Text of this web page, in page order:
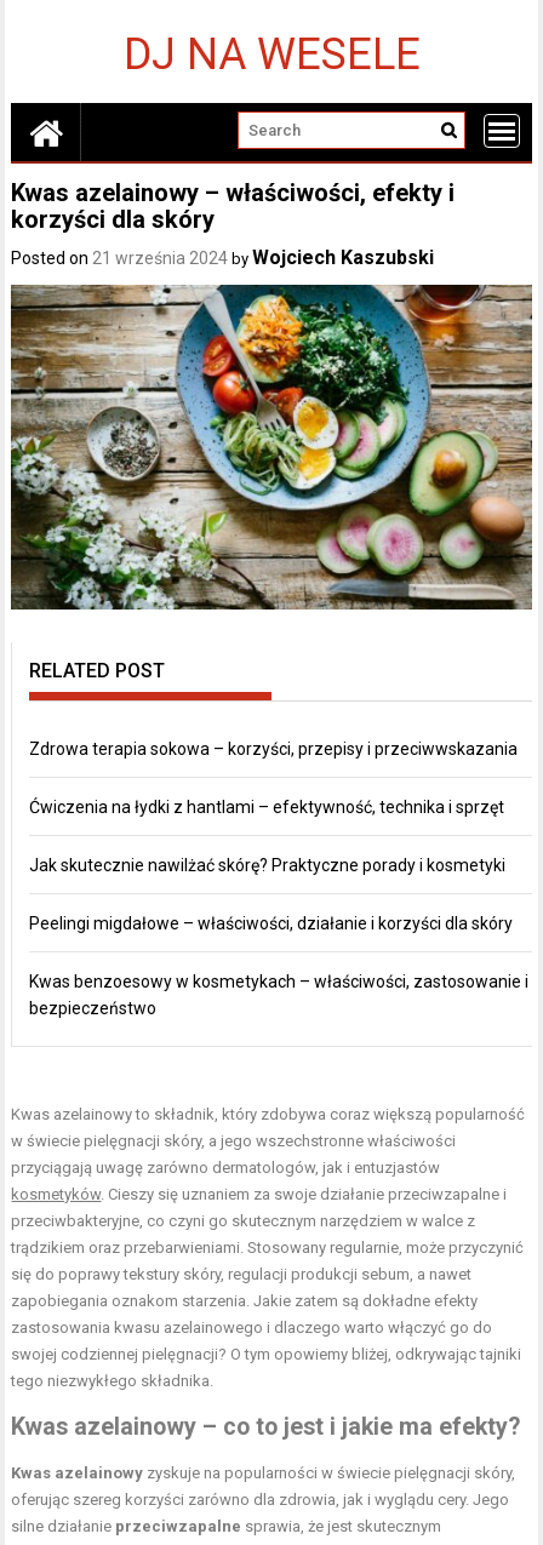
DJ NA WESELE
Kwas azelainowy – właściwości, efekty i
korzyści dla skóry
Posted on 21 września 2024 by Wojciech Kaszubski
RELATED POST
Zdrowa terapia sokowa – korzyści, przepisy i przeciwwskazania
Ćwiczenia na łydki z hantlami – efektywność, technika i sprzęt
Jak skutecznie nawilżać skórę? Praktyczne porady i kosmetyki
Peelingi migdałowe – właściwości, działanie i korzyści dla skóry
Kwas benzoesowy w kosmetykach – właściwości, zastosowanie i
bezpieczeństwo
Kwas azelainowy to składnik, który zdobywa coraz większą popularność
w świecie pielęgnacji skóry, a jego wszechstronne właściwości
przyciągają uwagę zarówno dermatologów, jak i entuzjastów
kosmetyków. Cieszy się uznaniem za swoje działanie przeciwzapalne i
przeciwbakteryjne, co czyni go skutecznym narzędziem w walce z
trądzikiem oraz przebarwieniami. Stosowany regularnie, może przyczynić
się do poprawy tekstury skóry, regulacji produkcji sebum, a nawet
zapobiegania oznakom starzenia. Jakie zatem są dokładne efekty
zastosowania kwasu azelainowego i dlaczego warto włączyć go do
swojej codziennej pielęgnacji? O tym opowiemy bliżej, odkrywając tajniki
tego niezwykłego składnika.
Kwas azelainowy – co to jest i jakie ma efekty?
Kwas azelainowy zyskuje na popularności w świecie pielęgnacji skóry,
oferując szereg korzyści zarówno dla zdrowia, jak i wyglądu cery. Jego
silne działanie przeciwzapalne sprawia, że jest skutecznym